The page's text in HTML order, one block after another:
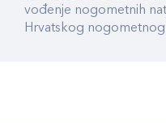
vođenje nogometnih
Hrvatskog nogometnog